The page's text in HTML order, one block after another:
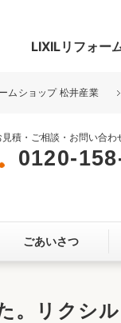
り
LIXILリフォー
ちいい暮らしをつく
ムショップ 松井産業
見積・ご相談・お問い合わ
0120-
ごあいさつ
。リクシ